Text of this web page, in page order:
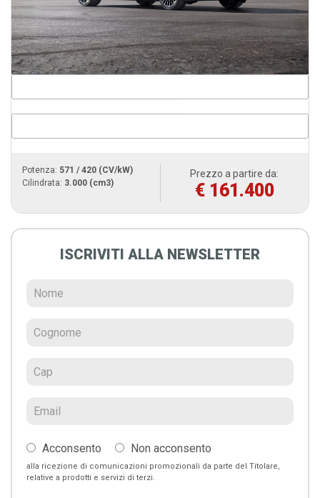
Potenza: 571 / 420 (CV/kW)
Cilindrata: 3.000 (cm3)
Prezzo a partire da:
€ 161.400
ISCRIVITI ALLA NEWSLETTER
Acconsento Non acconsento
alla ricezione di comunicazioni promozionali da parte del Titolare,
relative a prodotti e servizi di terzi.